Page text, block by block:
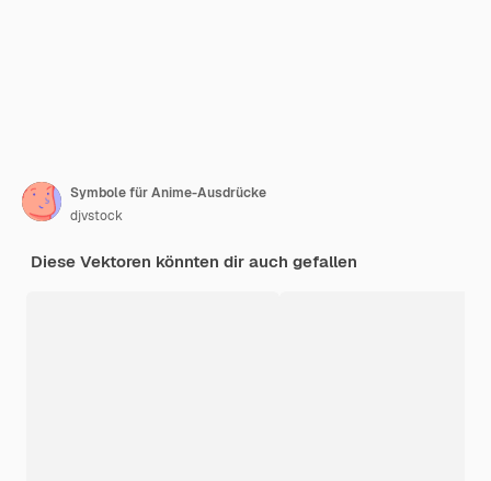
Symbole für Anime-Ausdrücke
djvstock
Diese Vektoren könnten dir auch gefallen